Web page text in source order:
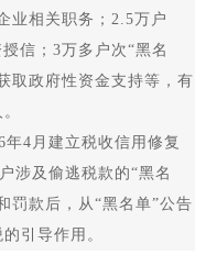
业相关职务；2.5万户
信；3万多户次“黑名
取政府性资金支持等，有
4月建立税收信用修复
涉及偷逃税款的“黑名
罚款后，从“黑名单”公告
引导作用。